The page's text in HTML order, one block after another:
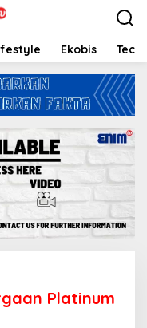
Ekobis
Platinum